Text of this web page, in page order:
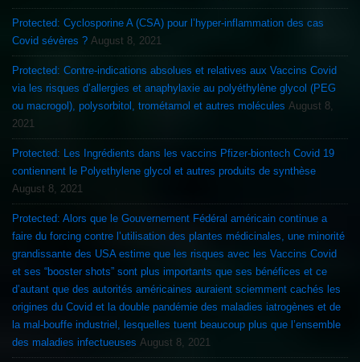
Protected: Cyclosporine A (CSA) pour l’hyper-inflammation des cas
Covid sévères ? August 8, 2021
Protected: Contre-indications absolues et relatives aux Vaccins Covid
via les risques d’allergies et anaphylaxie au polyéthylène glycol (PEG
ou macrogol), polysorbitol, trométamol et autres molécules August 8,
2021
Protected: Les Ingrédients dans les vaccins Pfizer-biontech Covid 19
contiennent le Polyethylene glycol et autres produits de synthèse
August 8, 2021
Protected: Alors que le Gouvernement Fédéral américain continue a
faire du forcing contre l’utilisation des plantes médicinales, une minorité
grandissante des USA estime que les risques avec les Vaccins Covid
et ses “booster shots” sont plus importants que ses bénéfices et ce
d’autant que des autorités américaines auraient sciemment cachés les
origines du Covid et la double pandémie des maladies iatrogènes et de
la mal-bouffe industriel, lesquelles tuent beaucoup plus que l’ensemble
des maladies infectueuses August 8, 2021